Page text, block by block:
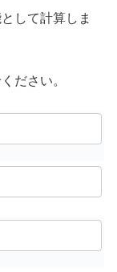
して計算しま
ださい。